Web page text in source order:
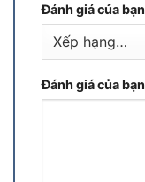
Đánh giá của bạn
Đánh giá của bạn